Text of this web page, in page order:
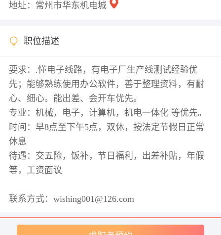
地址：常州市华东机电城
职位描述
要求：.懂电子线路，有电子厂生产线测试经验优
先；能够熟练使用办公软件，善于整理资料，有耐
心、细心。能出差、会开车优先。
专业：机械，电子，计算机，机电一体化 等优先。
时间：早8点至下午5点，双休，按法定节假日正常
休息
待遇：交五险，饭补，节日福利，出差补贴，年假
等，工资面议
联系方式：wishing001@126.com